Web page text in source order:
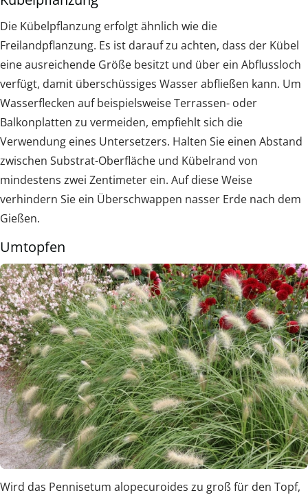
Die Kübelpflanzung erfolgt ähnlich wie die
Freilandpflanzung. Es ist darauf zu achten, dass der Kübel
eine ausreichende Größe besitzt und über ein Abflussloch
verfügt, damit überschüssiges Wasser abfließen kann. Um
Wasserflecken auf beispielsweise Terrassen- oder
Balkonplatten zu vermeiden, empfiehlt sich die
Verwendung eines Untersetzers. Halten Sie einen Abstand
zwischen Substrat-Oberfläche und Kübelrand von
mindestens zwei Zentimeter ein. Auf diese Weise
verhindern Sie ein Überschwappen nasser Erde nach dem
Gießen.
Umtopfen
Wird das Pennisetum alopecuroides zu groß für den Topf,